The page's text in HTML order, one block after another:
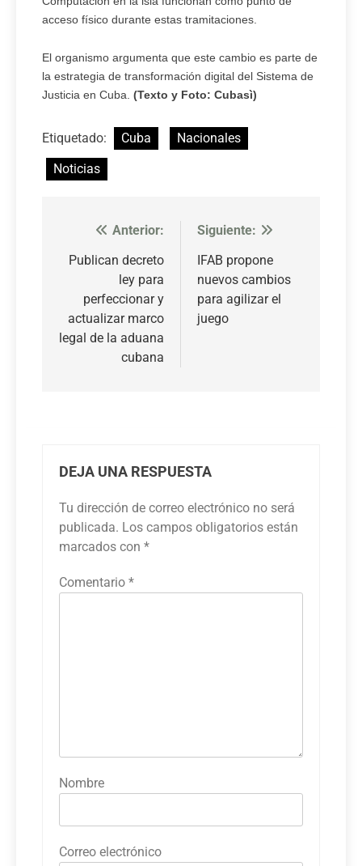
acceso físico durante estas tramitaciones.
El organismo argumenta que este cambio es parte de
la estrategia de transformación digital del Sistema de
Justicia en Cuba. (Texto y Foto: Cubasì)
Etiquetado: Cuba
Nacionales
Noticias
Navegación
de
entradas
Anterior:
Publican decreto
ley para
perfeccionar y
actualizar marco
legal de la aduana
cubana
Siguiente:
IFAB propone
nuevos cambios
para agilizar el
juego
DEJA UNA RESPUESTA
Tu dirección de correo electrónico no será
publicada. Los campos obligatorios están
marcados con *
Comentario *
Nombre
Correo electrónico